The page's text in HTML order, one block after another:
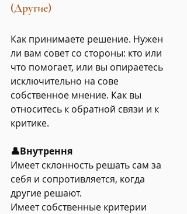
(Другие)
Как принимаете решение. Нужен
ли вам совет со стороны: кто или
что помогает, или вы опираетесь
исключительно на сове
собственное мнение. Как вы
относитесь к обратной связи и к
критике.
👤Внутрення
Имеет склонность решать сам за
себя и сопротивляется, когда
другие решают.
Имеет собственные критерии